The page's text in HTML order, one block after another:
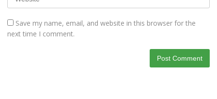
Save my name, email, and website in this browser for the
next time I comment.